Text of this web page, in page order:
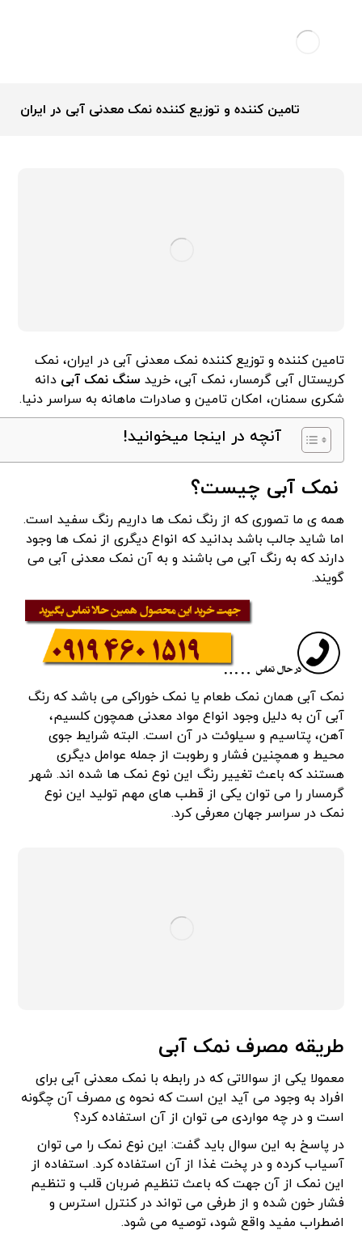
تامین کننده و توزیع کننده نمک معدنی آبی در ایران
تامین کننده و توزیع کننده نمک معدنی آبی در ایران، نمک
کریستال آبی گرمسار، نمک آبی، خرید سنگ نمک آبی دانه
شکری سمنان، امکان تامین و صادرات ماهانه به سراسر دنیا.
آنچه در اینجا میخوانید!
نمک آبی چیست؟
همه ی ما تصوری که از رنگ نمک ها داریم رنگ سفید است.
اما شاید جالب باشد بدانید که انواع دیگری از نمک ها وجود
دارند که به رنگ آبی می باشند و به آن نمک معدنی آبی می
گویند.
نمک آبی همان نمک طعام یا نمک خوراکی می باشد که رنگ
آبی آن به دلیل وجود انواع مواد معدنی همچون کلسیم،
آهن، پتاسیم و سیلوئت در آن است. البته شرایط جوی
محیط و همچنین فشار و رطوبت از جمله عوامل دیگری
هستند که باعث تغییر رنگ این نوع نمک ها شده اند. شهر
گرمسار را می توان یکی از قطب های مهم تولید این نوع
نمک در سراسر جهان معرفی کرد.
طریقه مصرف نمک آبی
معمولا یکی از سوالاتی که در رابطه با نمک معدنی آبی برای
افراد به وجود می آید این است که نحوه ی مصرف آن چگونه
است و در چه مواردی می توان از آن استفاده کرد؟
در پاسخ به این سوال باید گفت: این نوع نمک را می توان
آسیاب کرده و در پخت غذا از آن استفاده کرد. استفاده از
این نمک از آن جهت که باعث تنظیم ضربان قلب و تنظیم
فشار خون شده و از طرفی می تواند در کنترل استرس و
اضطراب مفید واقع شود، توصیه می شود.